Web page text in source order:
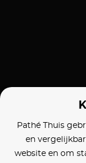
Pathé Thuis
en
website en om